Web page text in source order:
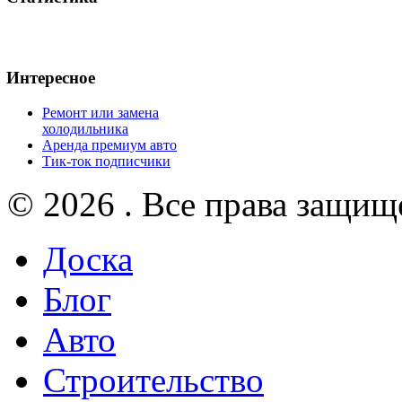
Интересное
Ремонт или замена
холодильника
Аренда премиум авто
Тик-ток подписчики
© 2026 . Все права
Доска
Блог
Авто
Строительство